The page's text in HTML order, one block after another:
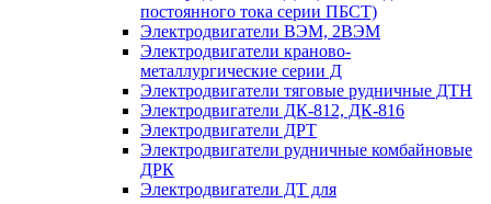
постоянного тока серии ПБСТ)
Электродвигатели ВЭМ, 2ВЭМ
Электродвигатели краново-
металлургические серии Д
Электродвигатели тяговые рудничные ДТН
Электродвигатели ДК-812, ДК-816
Электродвигатели ДРТ
Электродвигатели рудничные комбайновые
ДРК
Электродвигатели ДТ для